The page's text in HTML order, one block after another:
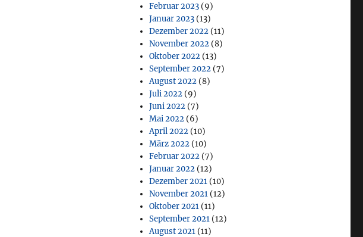
Februar 2023 (9)
Januar 2023 (13)
Dezember 2022 (11)
November 2022 (8)
Oktober 2022 (13)
September 2022 (7)
August 2022 (8)
Juli 2022 (9)
Juni 2022 (7)
Mai 2022 (6)
April 2022 (10)
März 2022 (10)
Februar 2022 (7)
Januar 2022 (12)
Dezember 2021 (10)
November 2021 (12)
Oktober 2021 (11)
September 2021 (12)
August 2021 (11)